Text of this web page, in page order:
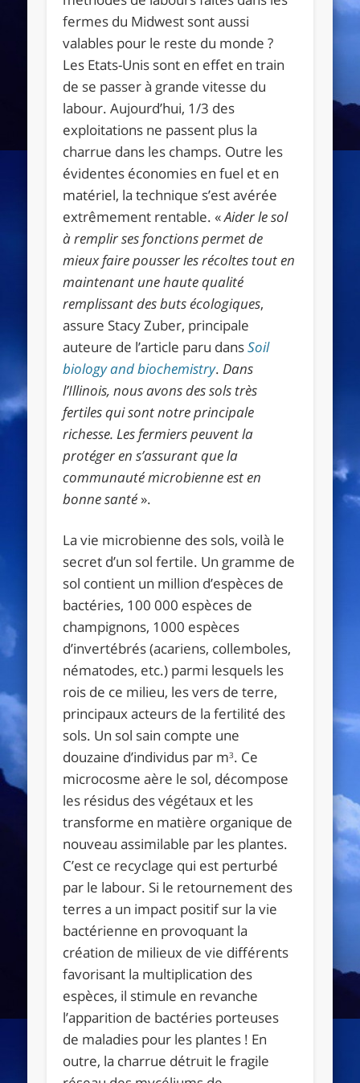
fermes du Midwest sont aussi
valables pour le reste du monde ?
Les Etats-Unis sont en effet en train
de se passer à grande vitesse du
labour. Aujourd’hui, 1/3 des
exploitations ne passent plus la
charrue dans les champs. Outre les
évidentes économies en fuel et en
matériel, la technique s’est avérée
extrêmement rentable. «Aider le sol
à remplir ses fonctions permet de
mieux faire pousser les récoltes tout en
maintenant une haute qualité
remplissant des buts écologiques,
assure Stacy Zuber, principale
auteure de l’article paru dansSoil
biology and biochemistry.Dans
l’Illinois, nous avons des sols très
fertiles qui sont notre principale
richesse. Les fermiers peuvent la
protéger en s’assurant que la
communauté microbienne est en
bonne santé».
La vie microbienne des sols, voilà le
secret d’un sol fertile. Un gramme de
sol contient un million d’espèces de
bactéries, 100 000 espèces de
champignons, 1000 espèces
d’invertébrés (acariens, collemboles,
nématodes, etc.) parmi lesquels les
rois de ce milieu, les vers de terre,
principaux acteurs de la fertilité des
sols. Un sol sain compte une
douzaine d’individus par m3. Ce
microcosme aère le sol, décompose
les résidus des végétaux et les
transforme en matière organique de
nouveau assimilable par les plantes.
C’est ce recyclage qui est perturbé
par le labour. Si le retournement des
terres a un impact positif sur la vie
bactérienne en provoquant la
création de milieux de vie différents
favorisant la multiplication des
espèces, il stimule en revanche
l’apparition de bactéries porteuses
de maladies pour les plantes ! En
outre, la charrue détruit le fragile